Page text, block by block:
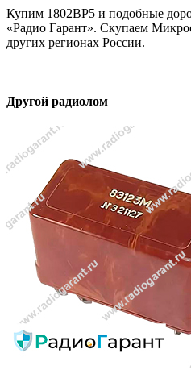
Купим 1802ВР5 и подобные
«Радио Гарант». Скупаем
других регионах России.
Другой радиолом